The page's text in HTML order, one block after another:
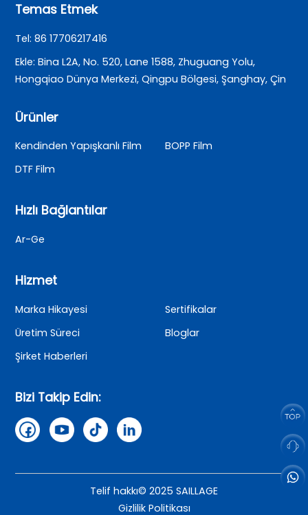
Temas Etmek
Tel: 86 17706217416
Ekle: Bina L2A, No. 520, Lane 1588, Zhuguang Yolu,
Hongqiao Dünya Merkezi, Qingpu Bölgesi, Şanghay, Çin
Ürünler
Kendinden Yapışkanlı Film
BOPP Film
DTF Film
Hızlı Bağlantılar
Ar-Ge
Hizmet
Marka Hikayesi
Sertifikalar
Üretim Süreci
Bloglar
Şirket Haberleri
Bizi Takip Edin:
Telif hakkı© 2025 SAILLAGE
Gizlilik Politikası